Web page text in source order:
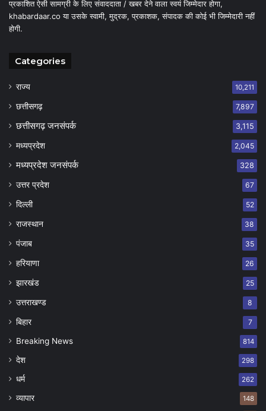
प्रकाशित ऐसी सामग्री के लिए संवाददाता / खबर देने वाला स्वयं जिम्मेदार होगा,
khabardaar.co या उसके स्वामी, मुद्रक, प्रकाशक, संपादक की कोई भी जिम्मेदारी नहीं
होगी.
Categories
राज्य 10,211
छत्तीसगढ़ 7,897
छत्तीसगढ़ जनसंपर्क 3,115
मध्यप्रदेश 2,045
मध्यप्रदेश जनसंपर्क 328
उत्तर प्रदेश 67
दिल्ली 52
राजस्थान 38
पंजाब 35
हरियाणा 26
झारखंड 25
उत्तराखण्ड 8
बिहार 7
Breaking News 814
देश 298
धर्म 262
व्यापार 148